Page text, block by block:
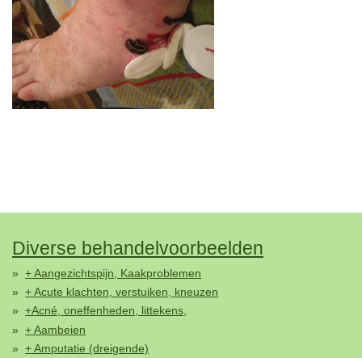
Diverse behandelvoorbeelden
+ Aangezichtspijn, Kaakproblemen
+ Acute klachten, verstuiken, kneuzen
+Acné, oneffenheden, littekens,
+ Aambeien
+ Amputatie (dreigende)